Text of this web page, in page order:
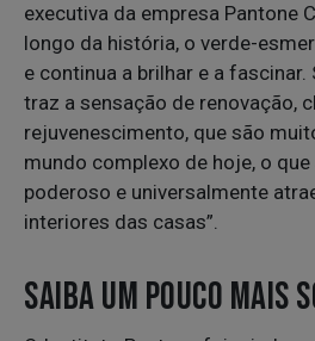
executiva da empresa Pantone
longo da história, o verde-
e continua a brilhar e a
traz a sensação de renovação,
rejuvenescimento, que são
mundo complexo de hoje, o
poderoso e universalmente
interiores das casas”.
SAIBA UM POUCO MAIS